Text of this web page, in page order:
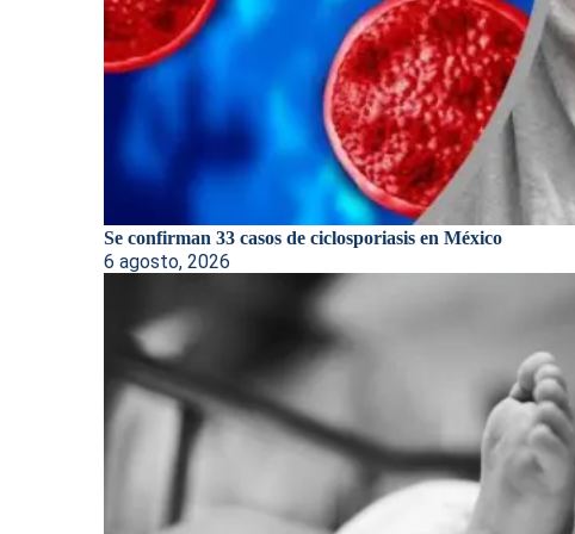
Se confirman 33 casos de ciclosporiasis en México
6 agosto, 2026